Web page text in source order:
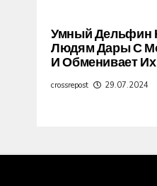
Умный Дельфин
Людям Дары С
И Обменивает
crossrepost 29.07.2024